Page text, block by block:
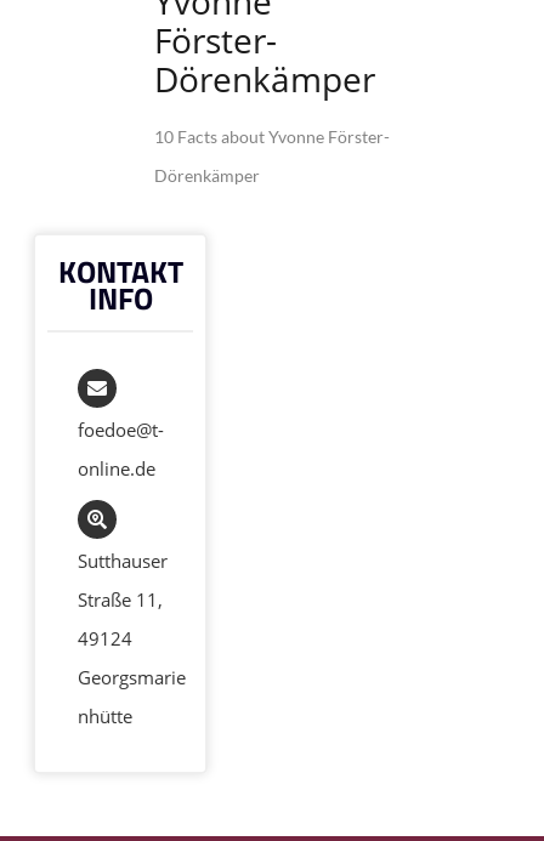
Förster-
Dörenkämper
10 Facts about Yvonne Förster-
Dörenkämper
KONTAKT
INFO
foedoe@t-
online.de
Sutthauser
Straße 11,
49124
Georgsmarie
nhütte